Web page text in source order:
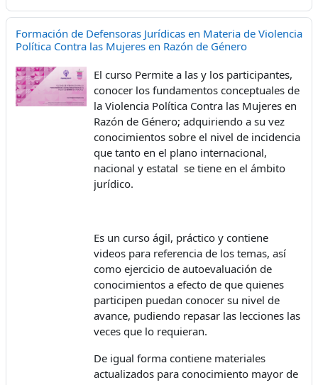
Formación de Defensoras Jurídicas en Materia de Violencia
Política Contra las Mujeres en Razón de Género
El curso Permite a las y los participantes,
conocer los fundamentos conceptuales de
la Violencia Política Contra las Mujeres en
Razón de Género; adquiriendo a su vez
conocimientos sobre el nivel de incidencia
que tanto en el plano internacional,
nacional y estatal se tiene en el ámbito
jurídico.
Es un curso ágil, práctico y contiene
videos para referencia de los temas, así
como ejercicio de autoevaluación de
conocimientos a efecto de que quienes
participen puedan conocer su nivel de
avance, pudiendo repasar las lecciones las
veces que lo requieran.
De igual forma contiene materiales
actualizados para conocimiento mayor de